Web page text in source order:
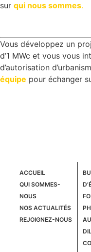
sur qui nous sommes.
Vous développez un
d’1 MWc et vous vous
d’autorisation
équipe pour échanger
ACCUEIL
QUI SOMMES-
NOUS
NOS ACTUALITÉS
REJOIGNEZ-NOUS